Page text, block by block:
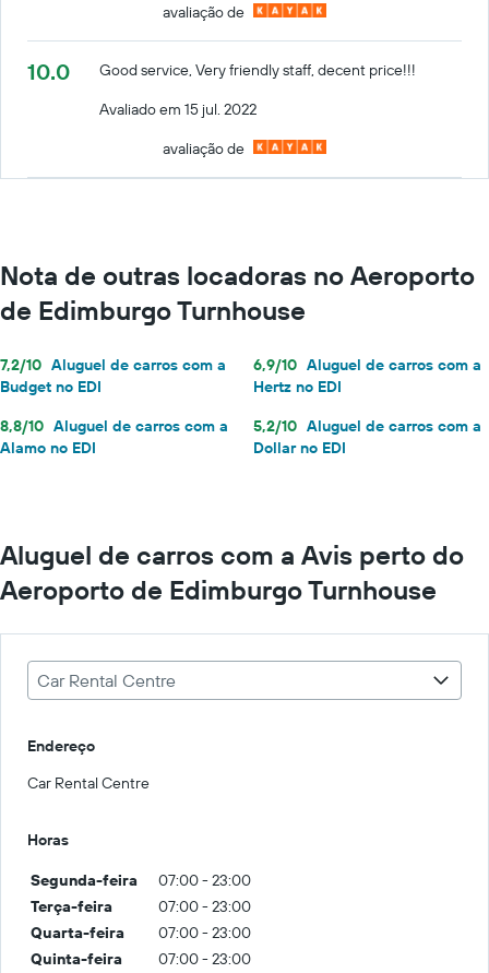
avaliação de
10.0
Good service, Very friendly staff, decent price!!!
Avaliado em 15 jul. 2022
avaliação de
Nota de outras locadoras no Aeroporto
de Edimburgo Turnhouse
7,2/10 Aluguel de carros com a
Budget no EDI
6,9/10 Aluguel de carros com a
Hertz no EDI
8,8/10 Aluguel de carros com a
Alamo no EDI
5,2/10 Aluguel de carros com a
Dollar no EDI
Aluguel de carros com a Avis perto do
Aeroporto de Edimburgo Turnhouse
Car Rental Centre
Endereço
Car Rental Centre
Horas
Segunda-feira
07:00 - 23:00
Terça-feira
07:00 - 23:00
Quarta-feira
07:00 - 23:00
Quinta-feira
07:00 - 23:00